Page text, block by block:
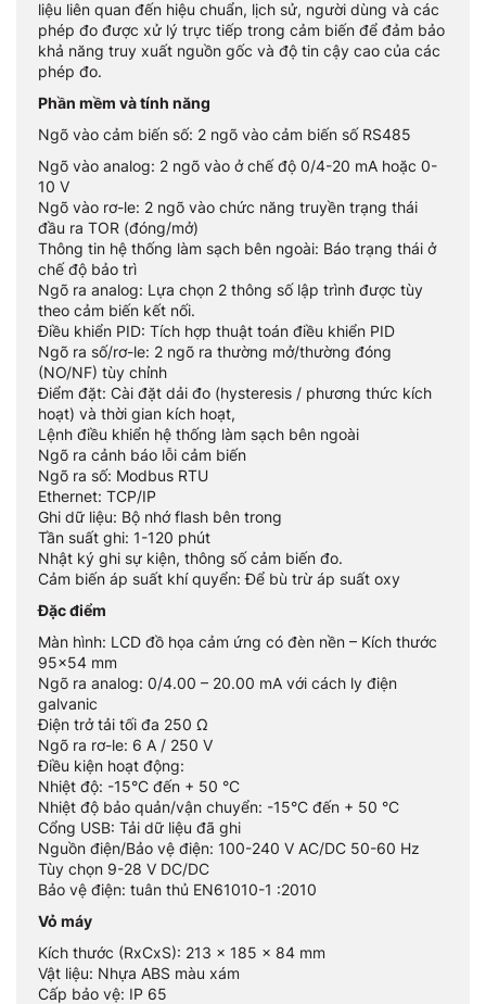
liệu liên quan đến hiệu chuẩn, lịch sử, người dùng và các
phép đo được xử lý trực tiếp trong cảm biến để đảm bảo
khả năng truy xuất nguồn gốc và độ tin cậy cao của các
phép đo.
Phần mềm và tính năng
Ngõ vào cảm biến số: 2 ngõ vào cảm biến số RS485
Ngõ vào analog: 2 ngõ vào ở chế độ 0/4-20 mA hoặc 0-
10 V
Ngõ vào rơ-le: 2 ngõ vào chức năng truyền trạng thái
đầu ra TOR (đóng/mở)
Thông tin hệ thống làm sạch bên ngoài: Báo trạng thái ở
chế độ bảo trì
Ngõ ra analog: Lựa chọn 2 thông số lập trình được tùy
theo cảm biến kết nối.
Điều khiển PID: Tích hợp thuật toán điều khiển PID
Ngõ ra số/rơ-le: 2 ngõ ra thường mở/thường đóng
(NO/NF) tùy chỉnh
Điểm đặt: Cài đặt dải đo (hysteresis / phương thức kích
hoạt) và thời gian kích hoạt,
Lệnh điều khiển hệ thống làm sạch bên ngoài
Ngõ ra cảnh báo lỗi cảm biến
Ngõ ra số: Modbus RTU
Ethernet: TCP/IP
Ghi dữ liệu: Bộ nhớ flash bên trong
Tần suất ghi: 1-120 phút
Nhật ký ghi sự kiện, thông số cảm biến đo.
Cảm biến áp suất khí quyển: Để bù trừ áp suất oxy
Đặc điểm
Màn hình: LCD đồ họa cảm ứng có đèn nền – Kích thước
95×54 mm
Ngõ ra analog: 0/4.00 – 20.00 mA với cách ly điện
galvanic
Điện trở tải tối đa 250 Ω
Ngõ ra rơ-le: 6 A / 250 V
Điều kiện hoạt động:
Nhiệt độ: -15°C đến + 50 °C
Nhiệt độ bảo quản/vận chuyển: -15°C đến + 50 °C
Cổng USB: Tải dữ liệu đã ghi
Nguồn điện/Bảo vệ điện: 100-240 V AC/DC 50-60 Hz
Tùy chọn 9-28 V DC/DC
Bảo vệ điện: tuân thủ EN61010-1 :2010
Vỏ máy
Kích thước (RxCxS): 213 x 185 x 84 mm
Vật liệu: Nhựa ABS màu xám
Cấp bảo vệ: IP 65